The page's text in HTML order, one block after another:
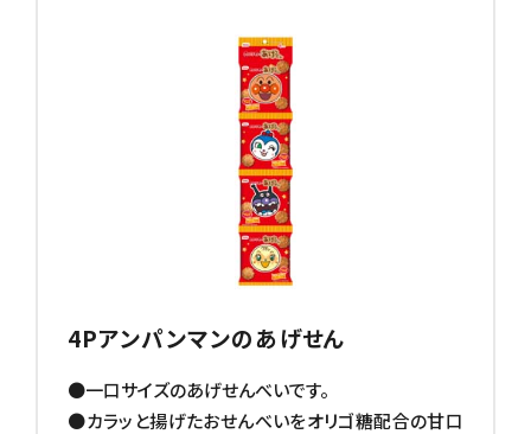
4Pアンパンマンのあげせん
●一口サイズのあげせんべいです。
●カラッと揚げたおせんべいをオリゴ糖配合の甘口